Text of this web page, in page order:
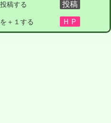
稿する
＋１する